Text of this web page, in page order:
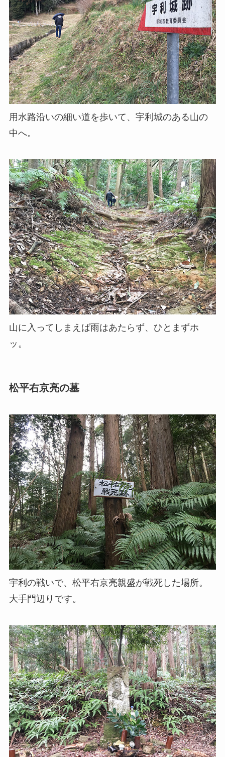
用水路沿いの細い道を歩いて、宇利城のある山の
中へ。
山に入ってしまえば雨はあたらず、ひとまずホ
ッ。
松平右京亮の墓
宇利の戦いで、松平右京亮親盛が戦死した場所。
大手門辺りです。